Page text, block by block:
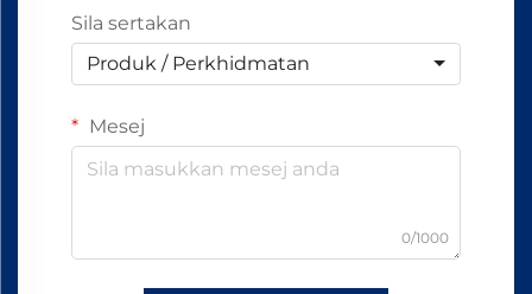
Sila sertakan
Produk / Perkhidmatan
Mesej
0/1000